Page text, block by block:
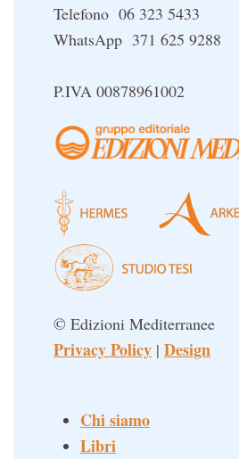
Telefono 06 323 5433
WhatsApp 371 625 9288
P.IVA 00878961002
© Edizioni Mediterranee
Privacy Policy | Design
Chi siamo
Libri